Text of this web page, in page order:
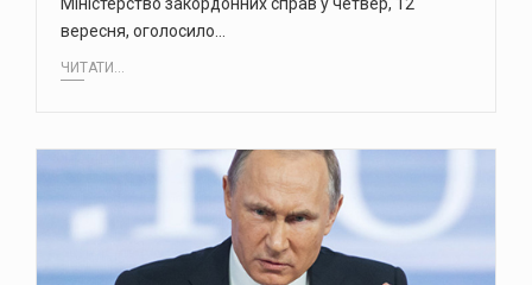
вересня, оголосило…
ЧИТАТИ...